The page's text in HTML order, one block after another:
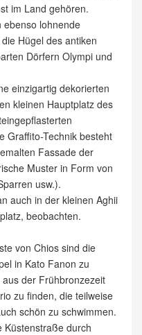
im Land gehören.
ebenso lohnende
Hügel des antiken
Dörfern Olympi und
einzigartig dekorierten
kleinen Hauptplatz des
Graffito-Technik besteht
Fassade der
Muster in Form von
usw.).
auch in der kleinen Aghii
beobachten.
von Chios sind die
in Kato Fanon zu
der Frühbronzezeit
zu finden, die teilweise
schön zu schwimmen.
Küstenstraße durch